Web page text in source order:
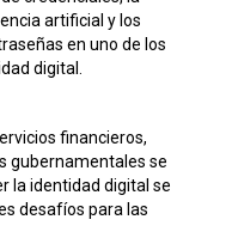
artificial y los
en uno de los
digital.
financieros,
gubernamentales se
la identidad digital se
desafíos para las